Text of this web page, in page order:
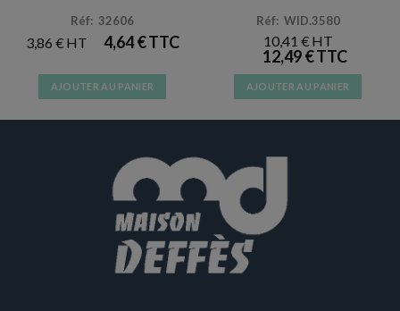
Réf: 32606
3,86 € 4,64€
AJOUTER AU PANIER
Réf: WID.3580
10,41 €
12,49€
AJOUTER AU PANIER